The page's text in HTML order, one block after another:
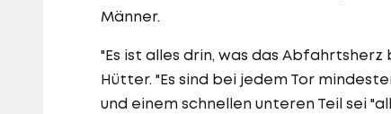
Männer.
"Es ist alles drin, was das
Hütter. "Es sind bei jedem Tor
und einem schnellen unteren Teil sei